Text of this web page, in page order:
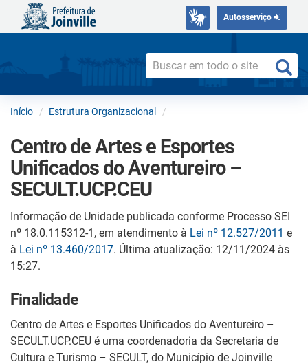
Autosserviço
Início Estrutura Organizacional
Centro de Artes e Esportes
Unificados do Aventureiro –
SECULT.UCP.CEU
Informação de Unidade publicada conforme Processo SEI
nº 18.0.115312-1, em atendimento à Lei nº 12.527/2011 e
à Lei nº 13.460/2017. Última atualização: 12/11/2024 às
15:27.
Finalidade
Centro de Artes e Esportes Unificados do Aventureiro –
SECULT.UCP.CEU é uma coordenadoria da Secretaria de
Cultura e Turismo – SECULT, do Município de Joinville